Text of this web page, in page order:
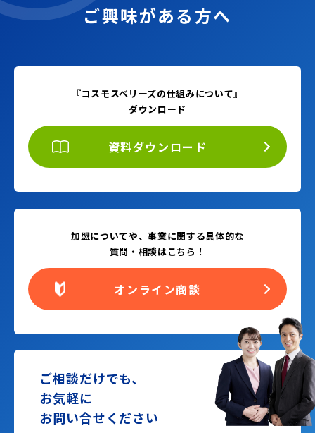
ご興味がある方へ
『コスモスベリーズの仕組みについて』
ダウンロード
資料ダウンロード
加盟についてや、事業に関する具体的な
質問・相談はこちら！
オンライン商談
ご相談だけでも、
お気軽に
お問い合せください